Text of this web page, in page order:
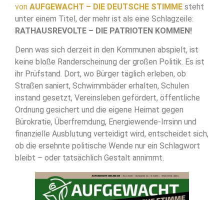
von AUFGEWACHT – DIE DEUTSCHE STIMME steht
unter einem Titel, der mehr ist als eine Schlagzeile:
RATHAUSREVOLTE – DIE PATRIOTEN KOMMEN!
Denn was sich derzeit in den Kommunen abspielt, ist
keine bloße Randerscheinung der großen Politik. Es ist
ihr Prüfstand. Dort, wo Bürger täglich erleben, ob
Straßen saniert, Schwimmbäder erhalten, Schulen
instand gesetzt, Vereinsleben gefördert, öffentliche
Ordnung gesichert und die eigene Heimat gegen
Bürokratie, Überfremdung, Energiewende-Irrsinn und
finanzielle Ausblutung verteidigt wird, entscheidet sich,
ob die ersehnte politische Wende nur ein Schlagwort
bleibt – oder tatsächlich Gestalt annimmt.